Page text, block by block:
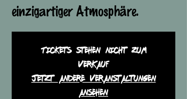
einzigartiger Atmosphäre.
Tickets stehen nicht zum
Verkauf
Jetzt andere Veranstaltungen
ansehen